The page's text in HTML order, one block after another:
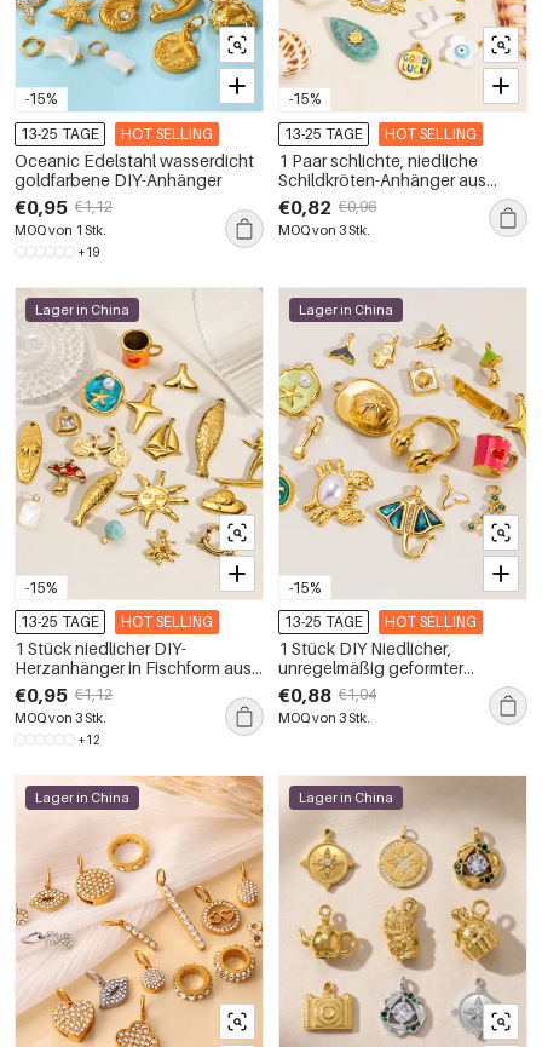
-15%
13-25 TAGE HOT SELLING
Oceanic Edelstahl wasserdicht
goldfarbene DIY-Anhänger
€0,95 €1,12
MOQ von 1 Stk.
+19
-15%
13-25 TAGE HOT SELLING
1 Paar schlichte, niedliche
Schildkröten-Anhänger aus
wasserdichtem Edelstahl für
Damen
€0,82 €0,96
MOQ von 3 Stk.
-15%
Lager in China
13-25 TAGE HOT SELLING
1 Stück niedlicher DIY-
Herzanhänger in Fischform aus
wasserdichtem Edelstahl für
Damen
€0,95 €1,12
MOQ von 3 Stk.
+12
-15%
Lager in China
13-25 TAGE HOT SELLING
1 Stück DIY Niedlicher,
unregelmäßig geformter
Tieranhänger aus
wasserdichtem Edelstahl für
Damen
€0,88 €1,04
MOQ von 3 Stk.
Lager in China Lager in China